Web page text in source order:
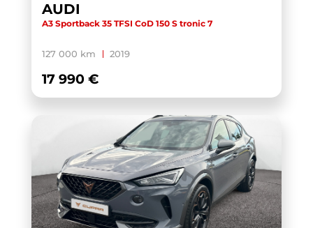
AUDI
A3 Sportback 35 TFSI CoD 150 S tronic 7
127 000 km 2019
17 990 €